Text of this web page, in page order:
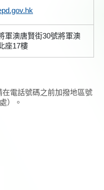
軍澳唐賢街30號將軍澳
座17樓
電話號碼之前加撥地區號
）。